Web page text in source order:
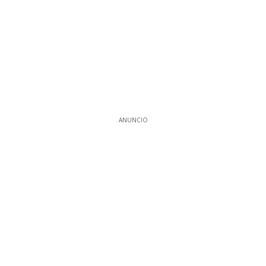
ANUNCIO